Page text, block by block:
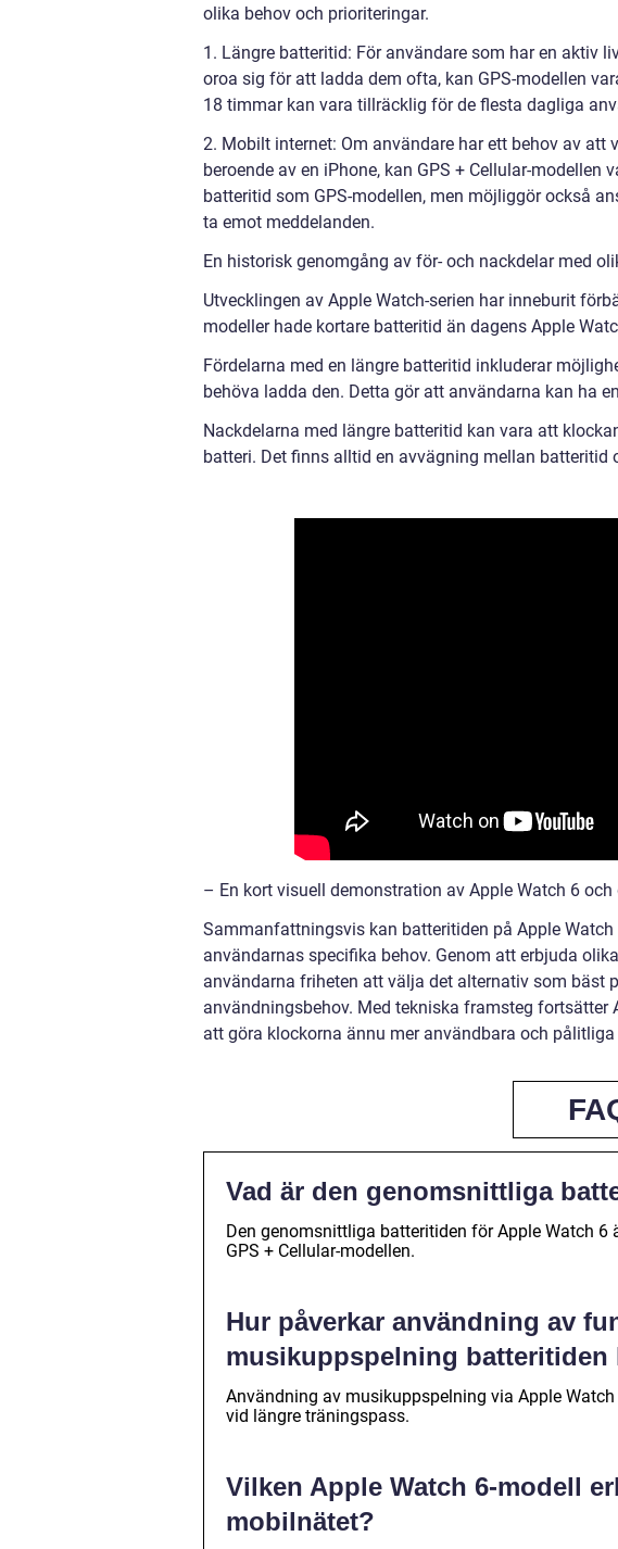
olika behov och prioriteringar.
1. Längre batteritid: För användare som har en aktiv
oroa sig för att ladda dem ofta, kan GPS-modellen
18 timmar kan vara tillräcklig för de flesta dagliga
2. Mobilt internet: Om användare har ett behov av
beroende av en iPhone, kan GPS + Cellular-
batteritid som GPS-modellen, men möjliggör också
ta emot meddelanden.
En historisk genomgång av för- och nackdelar med
Utvecklingen av Apple Watch-serien har inneburit
modeller hade kortare batteritid än dagens Apple
Fördelarna med en längre batteritid inkluderar
behöva ladda den. Detta gör att användarna kan ha
Nackdelarna med längre batteritid kan vara att
batteri. Det finns alltid en avvägning mellan batteritid
– En kort visuell demonstration av Apple Watch 6 och
Sammanfattningsvis kan batteritiden på Apple
användarnas specifika behov. Genom att erbjuda
användarna friheten att välja det alternativ som bäst
användningsbehov. Med tekniska framsteg
att göra klockorna ännu mer användbara och
Vad är den genomsnittliga
Den genomsnittliga batteritiden för Apple Watch
GPS + Cellular-modellen.
Hur påverkar användning av
musikuppspelning batteritiden
Användning av musikuppspelning via Apple
vid längre träningspass.
Vilken Apple Watch 6-modell
mobilnätet?